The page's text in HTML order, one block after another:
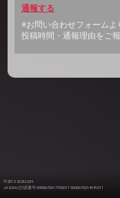
通報する
※お問い合わせフォームよ
投稿時間・通報理由をご報
©2012-2026 LDH
JASRAC許諾番号 9008675017Y55011 9008675014Y41011